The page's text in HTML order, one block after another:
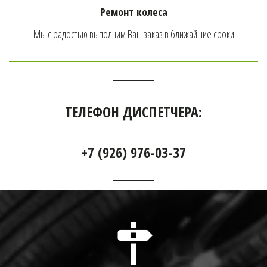
Ремонт колеса
Мы с радостью выполним Ваш заказ в ближайшие сроки
ТЕЛЕФОН ДИСПЕТЧЕРА:
+7 (926) 976-03-37